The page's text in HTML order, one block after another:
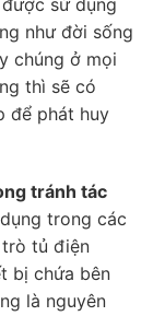
được sử dụng
như đời sống
chúng ở mọi
thì sẽ có
để phát huy
tránh tác
trong các
tủ điện
bị chứa bên
là nguyên